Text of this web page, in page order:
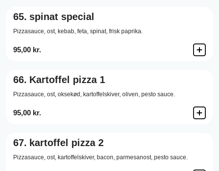
65. spinat special
Pizzasauce, ost, kebab, feta, spinat, frisk paprika.
95,00 kr.
66. Kartoffel pizza 1
Pizzasauce, ost, oksekød, kartoffelskiver, oliven, pesto sauce.
95,00 kr.
67. kartoffel pizza 2
Pizzasauce, ost, kartoffelskiver, bacon, parmesanost, pesto sauce.